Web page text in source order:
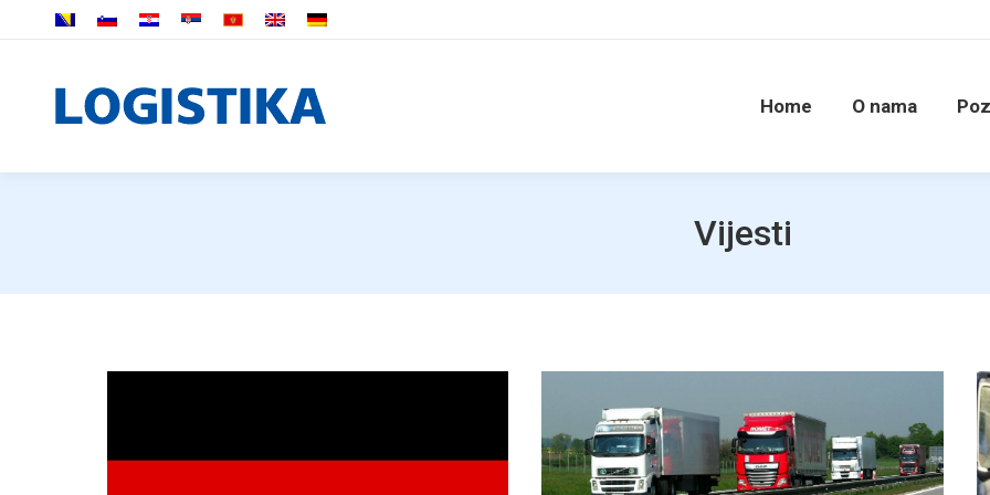
Home O nama
Vijesti